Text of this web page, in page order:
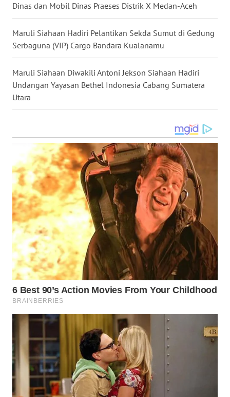
Dinas dan Mobil Dinas Praeses Distrik X Medan-Aceh
Maruli Siahaan Hadiri Pelantikan Sekda Sumut di Gedung
Serbaguna (VIP) Cargo Bandara Kualanamu
Maruli Siahaan Diwakili Antoni Jekson Siahaan Hadiri
Undangan Yayasan Bethel Indonesia Cabang Sumatera
Utara
SULSEL
WN
GORONTALO
WN
SULUT
WN
MALUT
WN
DAIRI
WN
DANAU
TOBA
WN
NIAS
WN
LANGKAT
WN
TAPANULI
SELATAN